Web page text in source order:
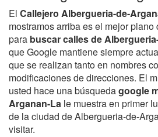
El Callejero Albergueria-de-
mostramos arriba es el mejor
para buscar calles de
que Google mantiene siempre
que se realizan tanto en nombres
modificaciones de direcciones. El
usted hace una búsquedagoogle
Arganan-La le muestra en primer
de la ciudad de Albergueria-de-
visitar.